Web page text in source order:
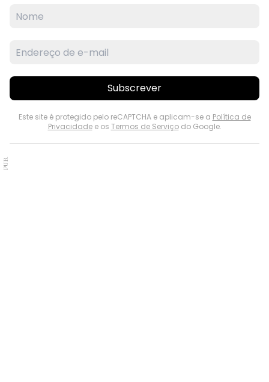
Subscrever
Este site é protegido pelo reCAPTCHA e aplicam-se a Política de
Privacidadee os Termos de Serviçodo Google.
PUB.